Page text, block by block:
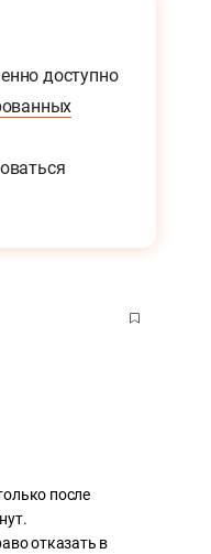
доступно
после
отказать в